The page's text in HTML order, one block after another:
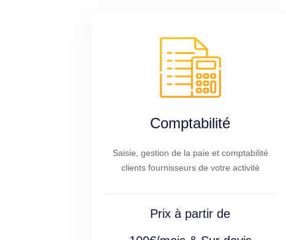
Comptabilité
Saisie, gestion de la paie et comptabilité
clients fournisseurs de votre activité
Prix à partir de